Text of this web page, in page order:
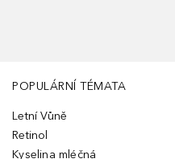
POPULÁRNÍ TÉMATA
Letní Vůně
Retinol
Kyselina mléčná